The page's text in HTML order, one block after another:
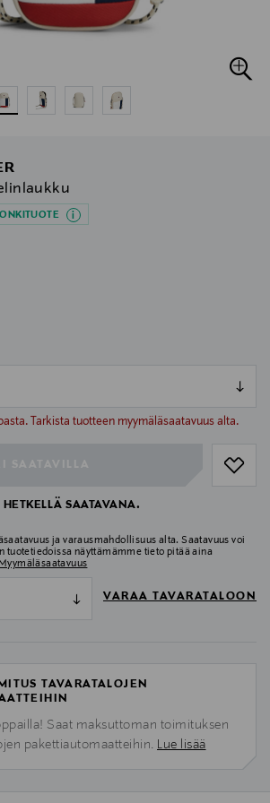
Tarkista tuotteen myymäläsaatavuus alta.
SAATAVANA.
ja varausmahdollisuus alta. Saatavuus voi
tuotetiedoissa näyttämämme tieto pitää aina
Myymäläsaatavuus
VARAA TAVARATALOON
TAVARATALOJEN
Saat maksuttoman toimituksen
pakettiautomaatteihin. Lue lisää